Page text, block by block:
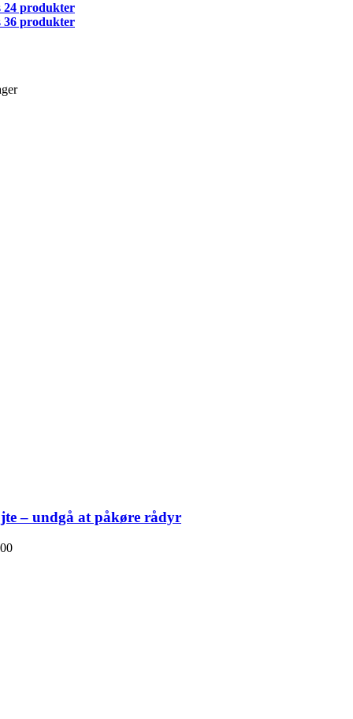
24 produkter
36 produkter
– undgå at påkøre rådyr